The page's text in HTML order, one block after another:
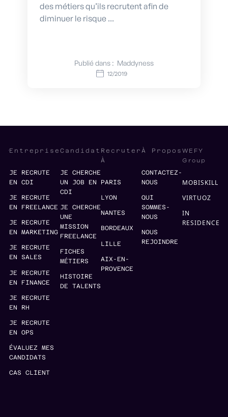
des métiers qu’ils recrutent afin de
diminuer le risque ...
Publié dans : Maddyness
12/2019
Entreprise
JE RECRUTE
EN CDI
JE RECRUTE
EN FREELANCE
JE RECRUTE
EN MARKETING
JE RECRUTE
EN SALES
JE RECRUTE
EN FINANCE
JE RECRUTE
EN RH
JE RECRUTE
EN OPS
ÉVALUEZ MES
CANDIDATS
CAS CLIENT
Candidat
JE CHERCHE
UN JOB EN
CDI
JE CHERCHE
UNE
MISSION
FREELANCE
FICHES
MÉTIERS
HISTOIRE
DE TALENTS
Recruter
À
PARIS
LYON
NANTES
BORDEAUX
LILLE
AIX-EN-
PROVENCE
À Propos
CONTACTEZ-
NOUS
QUI
SOMMES-
NOUS
NOUS
REJOINDRE
WEFY
Group
MOBISKILL
VIRTUOZ
IN
RESIDENCE